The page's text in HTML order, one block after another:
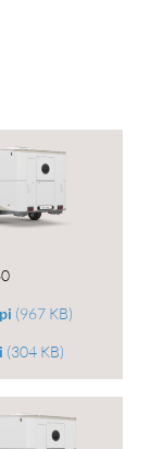
(967 KB)
(304 KB)